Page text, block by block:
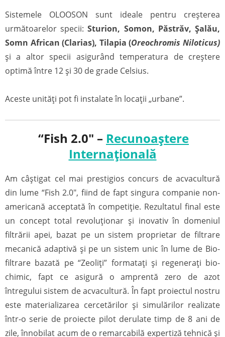
Sistemele OLOOSON sunt ideale pentru creșterea
următoarelor specii:Sturion, Somon, Păstrăv, Șalău,
Somn African (Clarias), Tilapia (Oreochromis Niloticus)
și a altor specii asigurând temperatura de creștere
optimă între 12 și 30 de grade Celsius.
Aceste unități pot fi instalate în locații „urbane”.
“Fish 2.0″ – Recunoaştere
Internaţională
Am câștigat cel mai prestigios concurs de acvacultură
din lume “Fish 2.0″, fiind de fapt singura companie non-
americană acceptată în competiție. Rezultatul final este
un concept total revoluționar şi inovativ în domeniul
filtrării apei, bazat pe un sistem proprietar de filtrare
mecanică adaptivă şi pe un sistem unic în lume de Bio-
filtrare bazată pe “Zeoliți” formatați și regenerați bio-
chimic, fapt ce asigură o amprentă zero de azot
întregului sistem de acvacultură. În fapt proiectul nostru
este materializarea cercetărilor și simulărilor realizate
într-o serie de proiecte pilot derulate timp de 8 ani de
zile, înnobilat acum de o remarcabilă expertiză tehnică şi